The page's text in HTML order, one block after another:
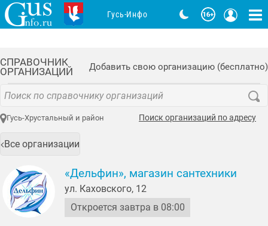
СПРАВОЧНИК
ОРГАНИЗАЦИЙ
Добавить свою организацию (бесплатно)
Гусь-Хрустальный и район Поиск организаций по адресу
Все организации
«Дельфин», магазин сантехники
ул. Каховского, 12
Откроется завтра в 08:00
Гусь-Инфо